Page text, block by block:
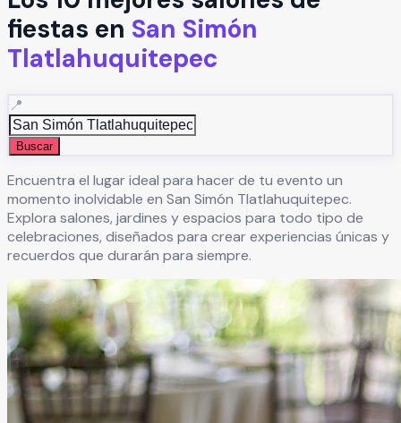
fiestas en San Simón
Tlatlahuquitepec
📍
Buscar
Encuentra el lugar ideal para hacer de tu evento un
momento inolvidable en San Simón Tlatlahuquitepec.
Explora salones, jardines y espacios para todo tipo de
celebraciones, diseñados para crear experiencias únicas y
recuerdos que durarán para siempre.